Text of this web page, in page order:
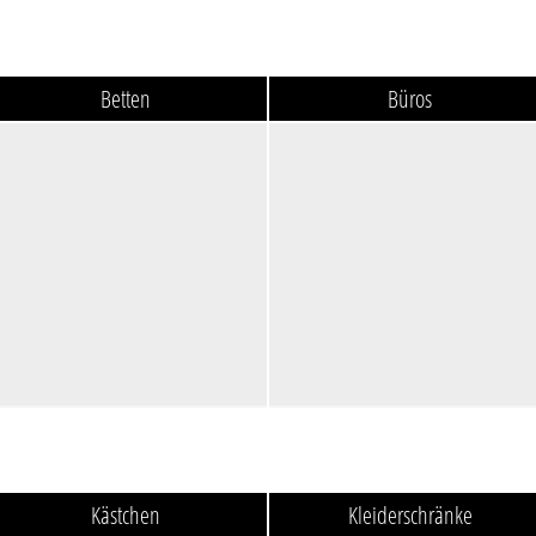
Betten Büros
Kästchen Kleiderschränke